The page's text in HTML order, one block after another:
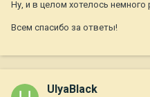
Ну, и в целом хотелось немного
Всем спасибо за ответы!
UlyaBlack